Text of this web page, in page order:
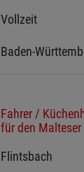
Vollzeit
Baden-
Fahrer /
für den
Flintsbach